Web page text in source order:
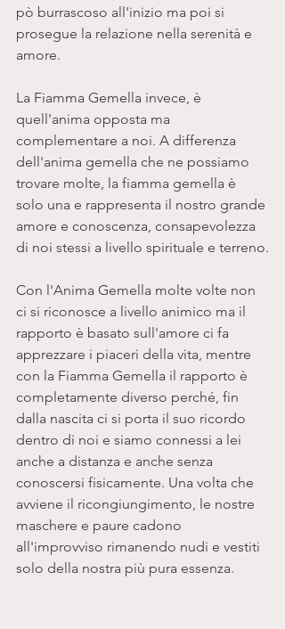
pò burrascoso all'inizio ma poi si
prosegue la relazione nella serenità e
amore.
La Fiamma Gemella invece, è
quell'anima opposta ma
complementare a noi. A differenza
dell'anima gemella che ne possiamo
trovare molte, la fiamma gemella è
solo una e rappresenta il nostro grande
amore e conoscenza, consapevolezza
di noi stessi a livello spirituale e terreno.
Con l'Anima Gemella molte volte non
ci si riconosce a livello animico ma il
rapporto è basato sull'amore ci fa
apprezzare i piaceri della vita, mentre
con la Fiamma Gemella il rapporto è
completamente diverso perché, fin
dalla nascita ci si porta il suo ricordo
dentro di noi e siamo connessi a lei
anche a distanza e anche senza
conoscersi fisicamente. Una volta che
avviene il ricongiungimento, le nostre
maschere e paure cadono
all'improvviso rimanendo nudi e vestiti
solo della nostra più pura essenza.